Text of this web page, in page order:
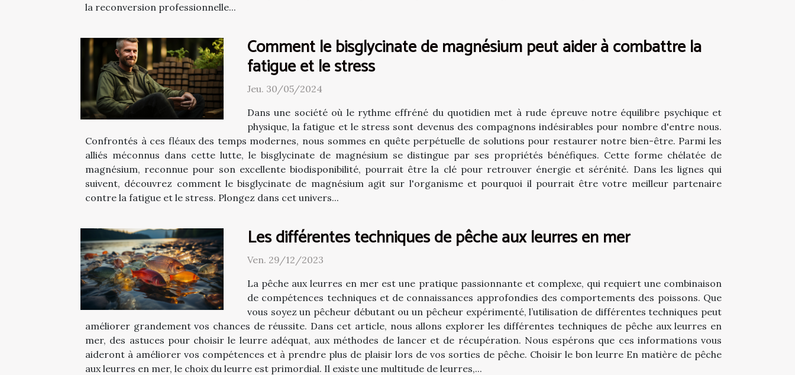
la reconversion professionnelle...
Comment le bisglycinate de magnésium peut aider à combattre la
fatigue et le stress
Jeu. 30/05/2024
Dans une société où le rythme effréné du quotidien met à rude épreuve notre équilibre psychique et
physique, la fatigue et le stress sont devenus des compagnons indésirables pour nombre d'entre nous.
Confrontés à ces fléaux des temps modernes, nous sommes en quête perpétuelle de solutions pour restaurer notre bien-être. Parmi les
alliés méconnus dans cette lutte, le bisglycinate de magnésium se distingue par ses propriétés bénéfiques. Cette forme chélatée de
magnésium, reconnue pour son excellente biodisponibilité, pourrait être la clé pour retrouver énergie et sérénité. Dans les lignes qui
suivent, découvrez comment le bisglycinate de magnésium agit sur l'organisme et pourquoi il pourrait être votre meilleur partenaire
contre la fatigue et le stress. Plongez dans cet univers...
Les différentes techniques de pêche aux leurres en mer
Ven. 29/12/2023
La pêche aux leurres en mer est une pratique passionnante et complexe, qui requiert une combinaison
de compétences techniques et de connaissances approfondies des comportements des poissons. Que
vous soyez un pêcheur débutant ou un pêcheur expérimenté, l’utilisation de différentes techniques peut
améliorer grandement vos chances de réussite. Dans cet article, nous allons explorer les différentes techniques de pêche aux leurres en
mer, des astuces pour choisir le leurre adéquat, aux méthodes de lancer et de récupération. Nous espérons que ces informations vous
aideront à améliorer vos compétences et à prendre plus de plaisir lors de vos sorties de pêche. Choisir le bon leurre En matière de pêche
aux leurres en mer, le choix du leurre est primordial. Il existe une multitude de leurres,...